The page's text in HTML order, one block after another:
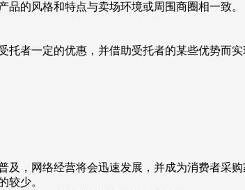
的风格和特点与卖场环境或周围商圈相一致。
者一定的优惠，并借助受托者的某些优势而
，网络经营将会迅速发展，并成为消费者采
较少。